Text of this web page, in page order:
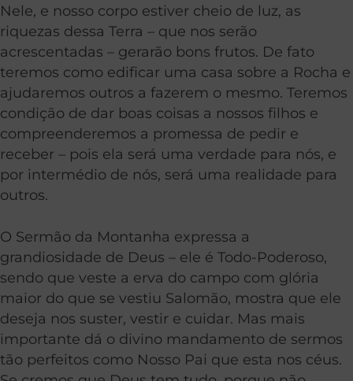
Nele, e nosso corpo estiver cheio de luz, as
riquezas dessa Terra – que nos serão
acrescentadas – gerarão bons frutos. De fato
teremos como edificar uma casa sobre a Rocha e
ajudaremos outros a fazerem o mesmo. Teremos
condição de dar boas coisas a nossos filhos e
compreenderemos a promessa de pedir e
receber – pois ela será uma verdade para nós, e
por intermédio de nós, será uma realidade para
outros.
O Sermão da Montanha expressa a
grandiosidade de Deus – ele é Todo-Poderoso,
sendo que veste a erva do campo com glória
maior do que se vestiu Salomão, mostra que ele
deseja nos suster, vestir e cuidar. Mas mais
importante dá o divino mandamento de sermos
tão perfeitos como Nosso Pai que esta nos céus.